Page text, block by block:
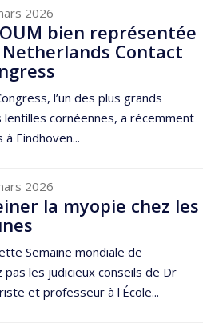
2026
bien représentée
Contact
l’un des plus grands
cornéennes, a récemment
Eindhoven...
2026
la myopie chez les
Semaine mondiale de
les judicieux conseils de Dr
et professeur à l'École...